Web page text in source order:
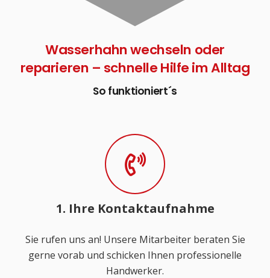
Wasserhahn wechseln oder
reparieren – schnelle Hilfe im Alltag
So funktioniert´s
1. Ihre Kontaktaufnahme
Sie rufen uns an! Unsere Mitarbeiter beraten Sie
gerne vorab und schicken Ihnen professionelle
Handwerker.